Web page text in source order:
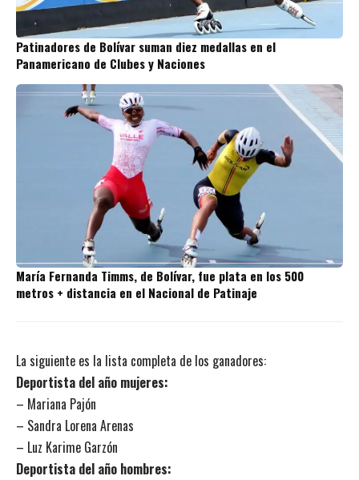
Patinadores de Bolívar suman diez medallas en el
Panamericano de Clubes y Naciones
María Fernanda Timms, de Bolívar, fue plata en los 500
metros + distancia en el Nacional de Patinaje
La siguiente es la lista completa de los ganadores:
Deportista del año mujeres:
– Mariana Pajón
– Sandra Lorena Arenas
– Luz Karime Garzón
Deportista del año hombres: